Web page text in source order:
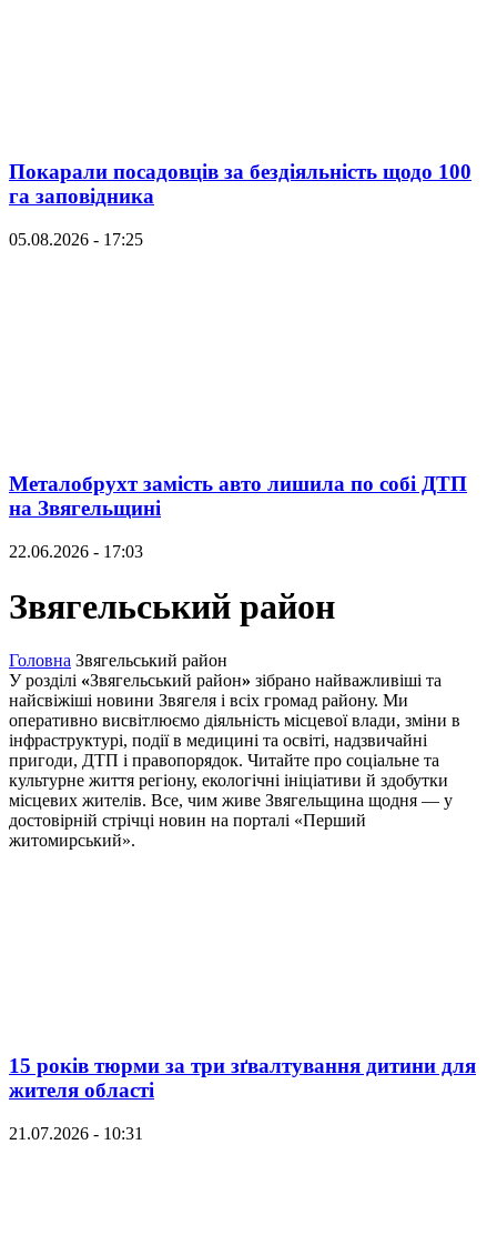
Покарали посадовців за бездіяльність щодо 100
га заповідника
05.08.2026 - 17:25
Металобрухт замість авто лишила по собі ДТП
на Звягельщині
22.06.2026 - 17:03
Звягельський район
Головна Звягельський район
У розділі «Звягельський район» зібрано найважливіші та
найсвіжіші новини Звягеля і всіх громад району. Ми
оперативно висвітлюємо діяльність місцевої влади, зміни в
інфраструктурі, події в медицині та освіті, надзвичайні
пригоди, ДТП і правопорядок. Читайте про соціальне та
культурне життя регіону, екологічні ініціативи й здобутки
місцевих жителів. Все, чим живе Звягельщина щодня — у
достовірній стрічці новин на порталі «Перший
житомирський».
15 років тюрми за три зґвалтування дитини для
жителя області
21.07.2026 - 10:31